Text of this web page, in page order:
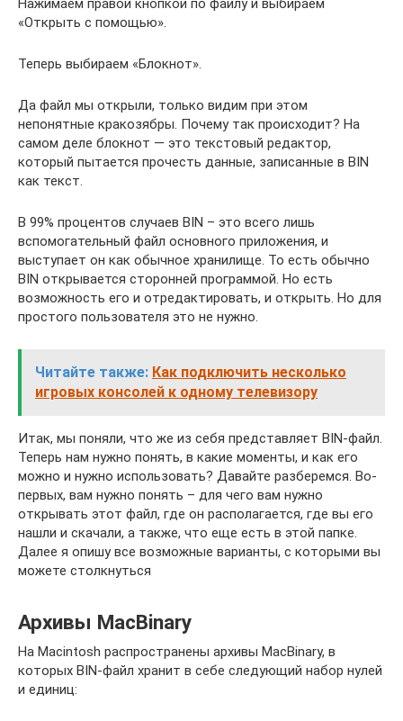
Нажимаем правой кнопкой по файлу и выбираем
«Открыть с помощью».
Теперь выбираем «Блокнот».
Да файл мы открыли, только видим при этом
непонятные кракозябры. Почему так происходит? На
самом деле блокнот — это текстовый редактор,
который пытается прочесть данные, записанные в BIN
как текст.
В 99% процентов случаев BIN – это всего лишь
вспомогательный файл основного приложения, и
выступает он как обычное хранилище. То есть обычно
BIN открывается сторонней программой. Но есть
возможность его и отредактировать, и открыть. Но для
простого пользователя это не нужно.
Читайте также: Как подключить несколько
игровых консолей к одному телевизору
Итак, мы поняли, что же из себя представляет BIN-файл.
Теперь нам нужно понять, в какие моменты, и как его
можно и нужно использовать? Давайте разберемся. Во-
первых, вам нужно понять – для чего вам нужно
открывать этот файл, где он располагается, где вы его
нашли и скачали, а также, что еще есть в этой папке.
Далее я опишу все возможные варианты, с которыми вы
можете столкнуться
Архивы MacBinary
На Macintosh распространены архивы MacBinary, в
которых BIN-файл хранит в себе следующий набор нулей
и единиц: